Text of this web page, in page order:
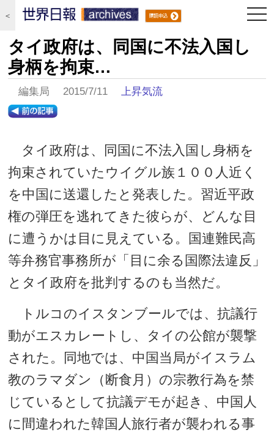
＜
タイ政府は、同国に不法入国し
身柄を拘束…
編集局 2015/7/11上昇気流
タイ政府は、同国に不法入国し身柄を
拘束されていたウイグル族１００人近く
を中国に送還したと発表した。習近平政
権の弾圧を逃れてきた彼らが、どんな目
に遭うかは目に見えている。国連難民高
等弁務官事務所が「目に余る国際法違反」
とタイ政府を批判するのも当然だ。
トルコのイスタンブールでは、抗議行
動がエスカレートし、タイの公館が襲撃
された。同地では、中国当局がイスラム
教のラマダン（断食月）の宗教行為を禁
じているとして抗議デモが起き、中国人
に間違われた韓国人旅行者が襲われる事